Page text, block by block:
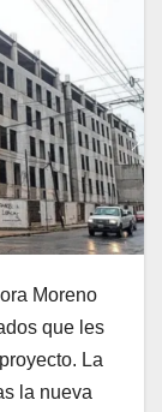
Moreno
que les
La
la nueva